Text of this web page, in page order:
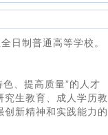
日制普通高等学校。
、提高质量”的人才
生教育、成人学历教
新精神和实践能力的